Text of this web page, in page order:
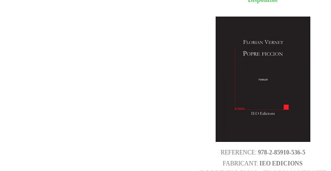
REFERENCE: 978-2-85910-536-5
FABRICANT:IEO EDICIONS